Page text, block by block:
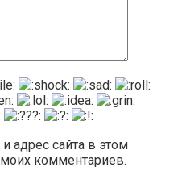
адрес сайта в этом
комментариев.